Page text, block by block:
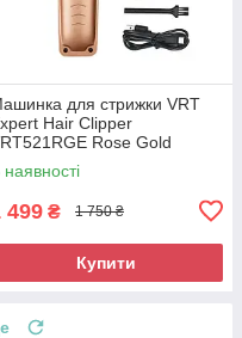
для стрижки VRT
Hair Clipper
Rose Gold
наявності
499 ₴ 1 750 ₴
Купити